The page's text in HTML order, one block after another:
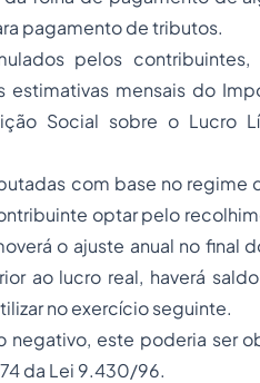
pagamento de tributos.
pelos contribuintes,
mensais do
Social sobre o Lucro
com base no regime
optar pelo
o ajuste anual no final
ao lucro real, haverá
no exercício seguinte.
negativo, este poderia ser
74 da Lei 9.430/96.